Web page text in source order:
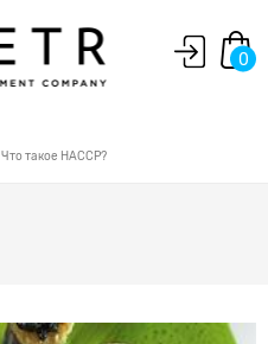
0
Что такое HACCP?